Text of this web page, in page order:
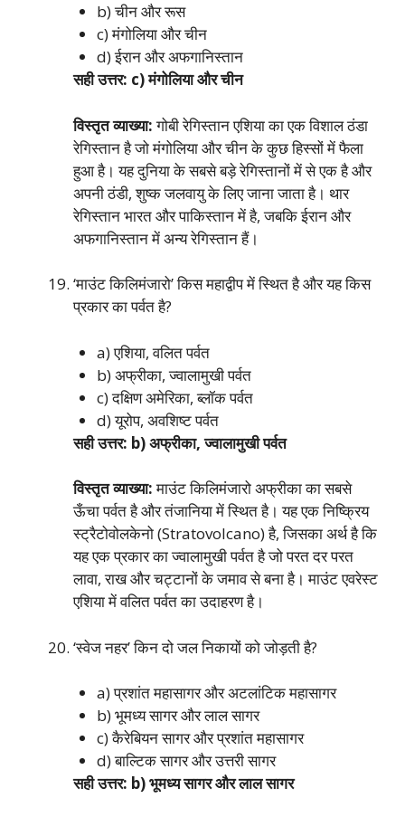
b) चीन और रूस
c) मंगोलिया और चीन
d) ईरान और अफगानिस्तान
सही उत्तर: c) मंगोलिया और चीन
विस्तृत व्याख्या:गोबी रेगिस्तान एशिया का एक विशाल ठंडा
रेगिस्तान है जो मंगोलिया और चीन के कुछ हिस्सों में फैला
हुआ है। यह दुनिया के सबसे बड़े रेगिस्तानों में से एक है और
अपनी ठंडी, शुष्क जलवायु के लिए जाना जाता है। थार
रेगिस्तान भारत और पाकिस्तान में है, जबकि ईरान और
अफगानिस्तान में अन्य रेगिस्तान हैं।
‘माउंट किलिमंजारो’ किस महाद्वीप में स्थित है और यह किस
प्रकार का पर्वत है?
a) एशिया, वलित पर्वत
b) अफ्रीका, ज्वालामुखी पर्वत
c) दक्षिण अमेरिका, ब्लॉक पर्वत
d) यूरोप, अवशिष्ट पर्वत
सही उत्तर: b) अफ्रीका, ज्वालामुखी पर्वत
विस्तृत व्याख्या:माउंट किलिमंजारो अफ्रीका का सबसे
ऊँचा पर्वत है और तंजानिया में स्थित है। यह एक निष्क्रिय
स्ट्रैटोवोलकेनो (Stratovolcano) है, जिसका अर्थ है कि
यह एक प्रकार का ज्वालामुखी पर्वत है जो परत दर परत
लावा, राख और चट्टानों के जमाव से बना है। माउंट एवरेस्ट
एशिया में वलित पर्वत का उदाहरण है।
‘स्वेज नहर’ किन दो जल निकायों को जोड़ती है?
a) प्रशांत महासागर और अटलांटिक महासागर
b) भूमध्य सागर और लाल सागर
c) कैरेबियन सागर और प्रशांत महासागर
d) बाल्टिक सागर और उत्तरी सागर
सही उत्तर: b) भूमध्य सागर और लाल सागर